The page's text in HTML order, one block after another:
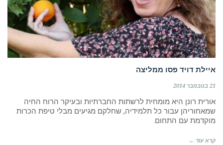
איילת דויד פסו ממליצה
21 בנובמבר 2014
אורית רונן היא מומחית לרשתות החברתיות ובעיקר הרוח החיה
שמאחוריהן עבור כל תלמידיה, שחלקם מגיעים מבלי טיפת הכרות
מוקדמת עם התחום.
קרא עוד ←